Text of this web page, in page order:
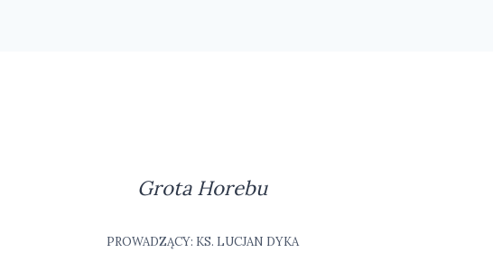
Grota Horebu
PROWADZĄCY: KS. LUCJAN DYKA